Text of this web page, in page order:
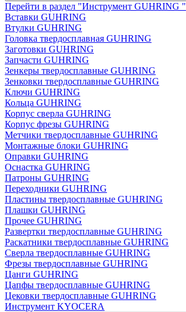
Перейти в раздел "Инструмент GUHRING "
Вставки GUHRING
Втулки GUHRING
Головка твердосплавная GUHRING
Заготовки GUHRING
Запчасти GUHRING
Зенкеры твердосплавные GUHRING
Зенковки твердосплавные GUHRING
Ключи GUHRING
Кольца GUHRING
Корпус сверла GUHRING
Корпус фрезы GUHRING
Метчики твердосплавные GUHRING
Монтажные блоки GUHRING
Оправки GUHRING
Оснастка GUHRING
Патроны GUHRING
Переходники GUHRING
Пластины твердосплавные GUHRING
Плашки GUHRING
Прочее GUHRING
Развертки твердосплавные GUHRING
Раскатники твердосплавные GUHRING
Сверла твердосплавные GUHRING
Фрезы твердосплавные GUHRING
Цанги GUHRING
Цапфы твердосплавные GUHRING
Цековки твердосплавные GUHRING
Инструмент KYOCERA